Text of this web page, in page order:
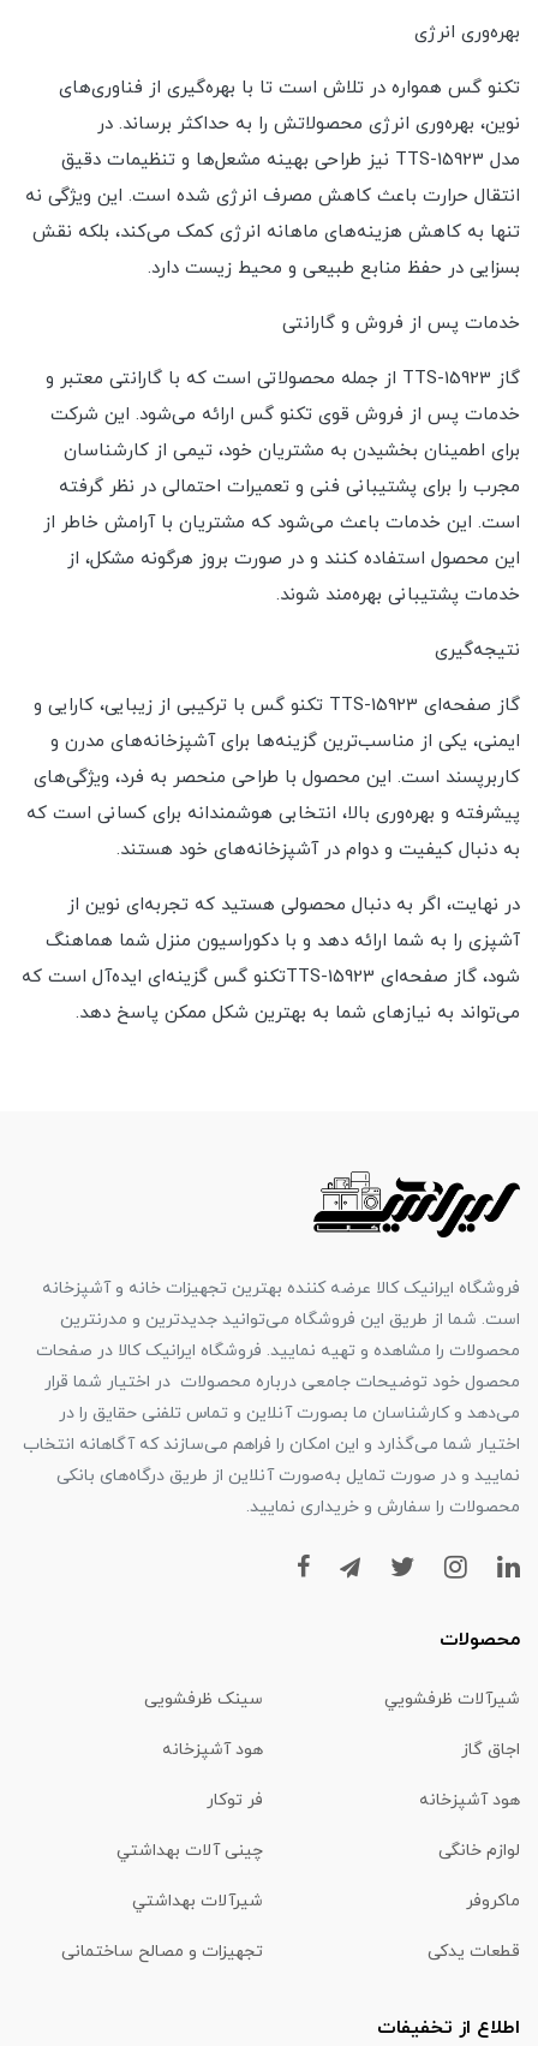
بهره‌وری انرژی
تکنو گس همواره در تلاش است تا با بهره‌گیری از فناوری‌های
نوین، بهره‌وری انرژی محصولاتش را به حداکثر برساند. در
مدل TTS-15923 نیز طراحی بهینه مشعل‌ها و تنظیمات دقیق
انتقال حرارت باعث کاهش مصرف انرژی شده است. این ویژگی نه
تنها به کاهش هزینه‌های ماهانه انرژی کمک می‌کند، بلکه نقش
بسزایی در حفظ منابع طبیعی و محیط زیست دارد.
خدمات پس از فروش و گارانتی
گاز TTS-15923 از جمله محصولاتی است که با گارانتی معتبر و
خدمات پس از فروش قوی تکنو گس ارائه می‌شود. این شرکت
برای اطمینان بخشیدن به مشتریان خود، تیمی از کارشناسان
مجرب را برای پشتیبانی فنی و تعمیرات احتمالی در نظر گرفته
است. این خدمات باعث می‌شود که مشتریان با آرامش خاطر از
این محصول استفاده کنند و در صورت بروز هرگونه مشکل، از
خدمات پشتیبانی بهره‌مند شوند.
نتیجه‌گیری
گاز صفحه‌ای TTS-15923 تکنو گس با ترکیبی از زیبایی، کارایی و
ایمنی، یکی از مناسب‌ترین گزینه‌ها برای آشپزخانه‌های مدرن و
کاربرپسند است. این محصول با طراحی منحصر به فرد، ویژگی‌های
پیشرفته و بهره‌وری بالا، انتخابی هوشمندانه برای کسانی است که
به دنبال کیفیت و دوام در آشپزخانه‌های خود هستند.
در نهایت، اگر به دنبال محصولی هستید که تجربه‌ای نوین از
آشپزی را به شما ارائه دهد و با دکوراسیون منزل شما هماهنگ
شود، گاز صفحه‌ای TTS-15923تکنو گس گزینه‌ای ایده‌آل است که
می‌تواند به نیازهای شما به بهترین شکل ممکن پاسخ دهد.
فروشگاه ایرانیک کالا عرضه کننده بهترین تجهیزات خانه و آشپزخانه
است. شما از طریق این فروشگاه می‌توانید جدیدترین و مدرنترین
محصولات را مشاهده و تهیه نمایید. فروشگاه ایرانیک کالا در صفحات
محصول خود توضیحات جامعی درباره محصولات در اختیار شما قرار
می‌دهد و کارشناسان ما بصورت آنلاین و تماس تلفنی حقایق را در
اختیار شما می‌گذارد و این امکان را فراهم می‌سازند که آگاهانه انتخاب
نمایید و در صورت تمایل به‌صورت آنلاین از طریق درگاه‌های بانکی
محصولات را سفارش و خریداری نمایید.
محصولات
شیرآلات ظرفشويي سینک ظرفشویی
اجاق گاز هود آشپزخانه
هود آشپزخانه فر توکار
لوازم خانگی چینی آلات بهداشتي
ماكروفر شیرآلات بهداشتي
قطعات یدکی تجهیزات و مصالح ساختمانی
اطلاع از تخفیفات